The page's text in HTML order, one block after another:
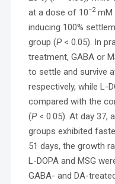
at a dose of 10−2mM
inducing 100%
group (P< 0.05). In
treatment, GABA or
to settle and survive
respectively, while L-
compared with the
(P< 0.05). At day 37,
groups exhibited
51 days, the growth
L-DOPA and MSG
GABA- and DA-